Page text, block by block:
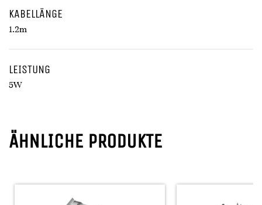
KABELLÄNGE
1.2m
LEISTUNG
5W
ÄHNLICHE PRODUKTE